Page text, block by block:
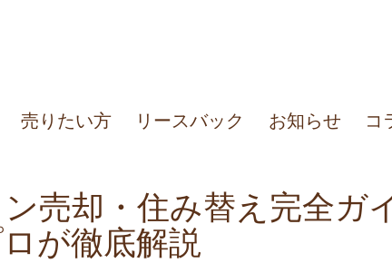
売りたい方 リースバック お知らせ コ
ン売却・住み替え完全
が徹底解説